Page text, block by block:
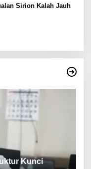
Sirion Kalah Jauh
Kunci